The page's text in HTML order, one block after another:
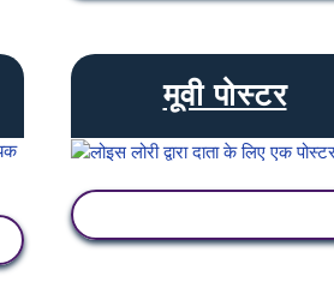
मूवी पोस्टर